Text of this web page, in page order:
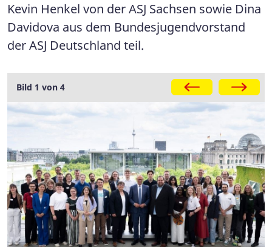
Kevin Henkel von der ASJ Sachsen sowie Dina
Davidova aus dem Bundesjugendvorstand
der ASJ Deutschland teil.
Galerie
Bild 1 von 4